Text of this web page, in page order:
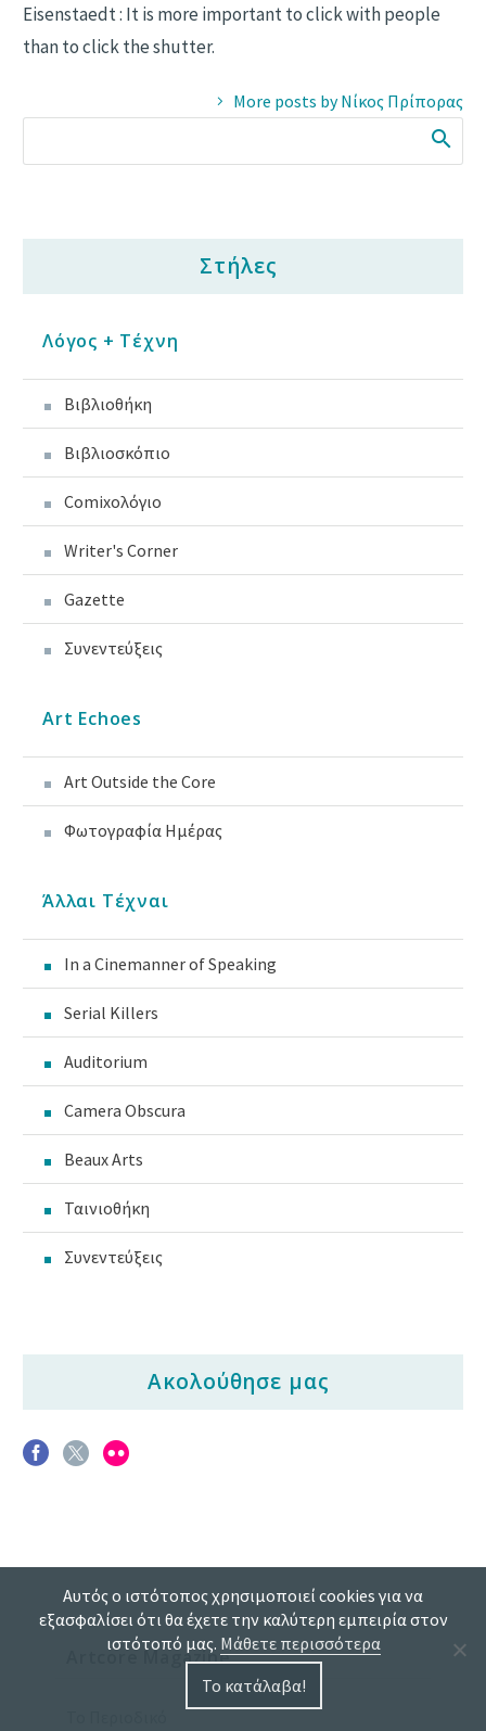
Eisenstaedt : It is more important to click with people
than to click the shutter.
More posts by Νίκος Πρίπορας
Στήλες
Λόγος + Τέχνη
Βιβλιοθήκη
Βιβλιοσκόπιο
Comixoλόγιο
Writer's Corner
Gazette
Συνεντεύξεις
Art Echoes
Art Outside the Core
Φωτογραφία Ημέρας
Άλλαι Τέχναι
In a Cinemanner of Speaking
Serial Killers
Auditorium
Camera Obscura
Beaux Arts
Ταινιοθήκη
Συνεντεύξεις
Ακολούθησε μας
Artcore Magazine
Αυτός ο ιστότοπος χρησιμοποιεί cookies για να
εξασφαλίσει ότι θα έχετε την καλύτερη εμπειρία στον
ιστότοπό μας. Μάθετε περισσότερα
Το κατάλαβα!